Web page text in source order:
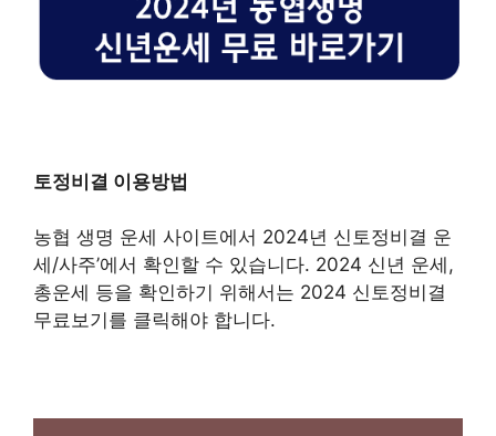
토정비결 이용방법
농협 생명 운세 사이트에서 2024년 신토정비결 운
세/사주’에서 확인할 수 있습니다. 2024 신년 운세,
총운세 등을 확인하기 위해서는 2024 신토정비결
무료보기를 클릭해야 합니다.